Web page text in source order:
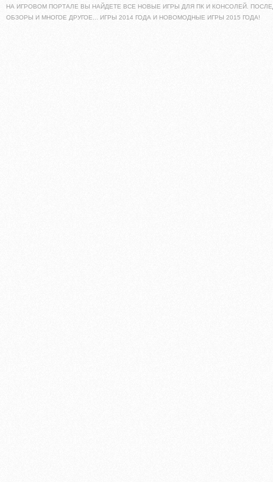
НА ИГРОВОМ ПОРТАЛЕ ВЫ НАЙДЕТЕ ВСЕ НОВЫЕ ИГРЫ ДЛЯ ПК И КОНСОЛЕЙ.
ОБЗОРЫ И МНОГОЕ ДРУГОЕ... ИГРЫ 2014 ГОДА И НОВОМОДНЫЕ ИГРЫ 2015 ГОДА!